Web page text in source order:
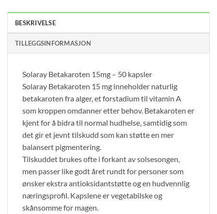
BESKRIVELSE
TILLEGGSINFORMASJON
Solaray Betakaroten 15mg – 50 kapsler
Solaray Betakaroten 15 mg inneholder naturlig
betakaroten fra alger, et forstadium til vitamin A
som kroppen omdanner etter behov. Betakaroten er
kjent for å bidra til normal hudhelse, samtidig som
det gir et jevnt tilskudd som kan støtte en mer
balansert pigmentering.
Tilskuddet brukes ofte i forkant av solsesongen,
men passer like godt året rundt for personer som
ønsker ekstra antioksidantstøtte og en hudvennlig
næringsprofil. Kapslene er vegetabilske og
skånsomme for magen.